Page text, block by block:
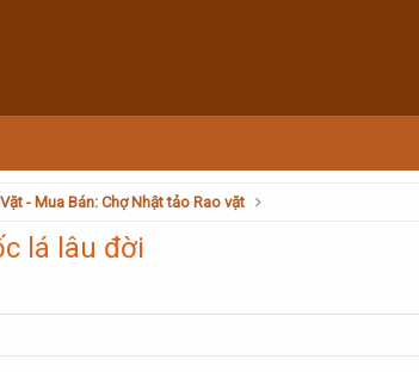
- Mua Bán: Chợ Nhật tảo Rao vặt
lá lâu đời